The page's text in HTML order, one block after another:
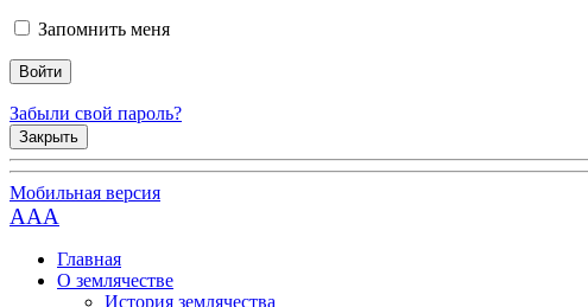
Запомнить меня
Забыли свой пароль?
Закрыть
Мобильная версия
AAA
Главная
О землячестве
История землячества